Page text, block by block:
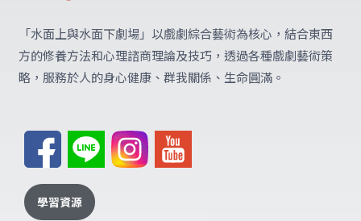
「水面上與水面下劇場」 以戲劇綜合藝術為核心，結合東西
方的修養方法和心理諮商理論及技巧，透過各種戲劇藝術策
略，服務於人的身心健康、群我關係、生命圓滿。
學習資源